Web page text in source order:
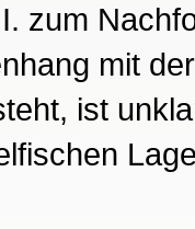
zum
mit
ist